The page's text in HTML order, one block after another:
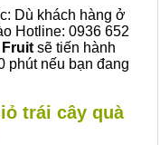
Dù khách hàng ở
Hotline: 0936 652
sẽ tiến hành
phút nếu bạn đang
trái cây quà